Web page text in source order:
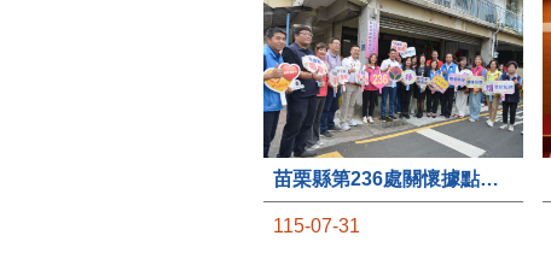
苗栗縣第236處關懷據點在苗栗市維祥里揭牌
115-07-31